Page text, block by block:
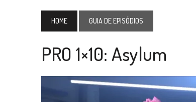
ELENCO DE STRANGE NEW
31 DE JULHO DE 2026 | GRANDES JORNADAS | QUATRO
31 DE JULHO DE 2026 BOX DELUXE DO ANO 5 DA
NOVA TEMPORADA DE
6 DE AGOSTO DE 2026 | AVALIE E COMENTE SNW 4×03:
BALDE DO ODO #122 CHILDREN OF
HOME GUIA DE EPISÓDIOS
PRO 1×10: Asylum